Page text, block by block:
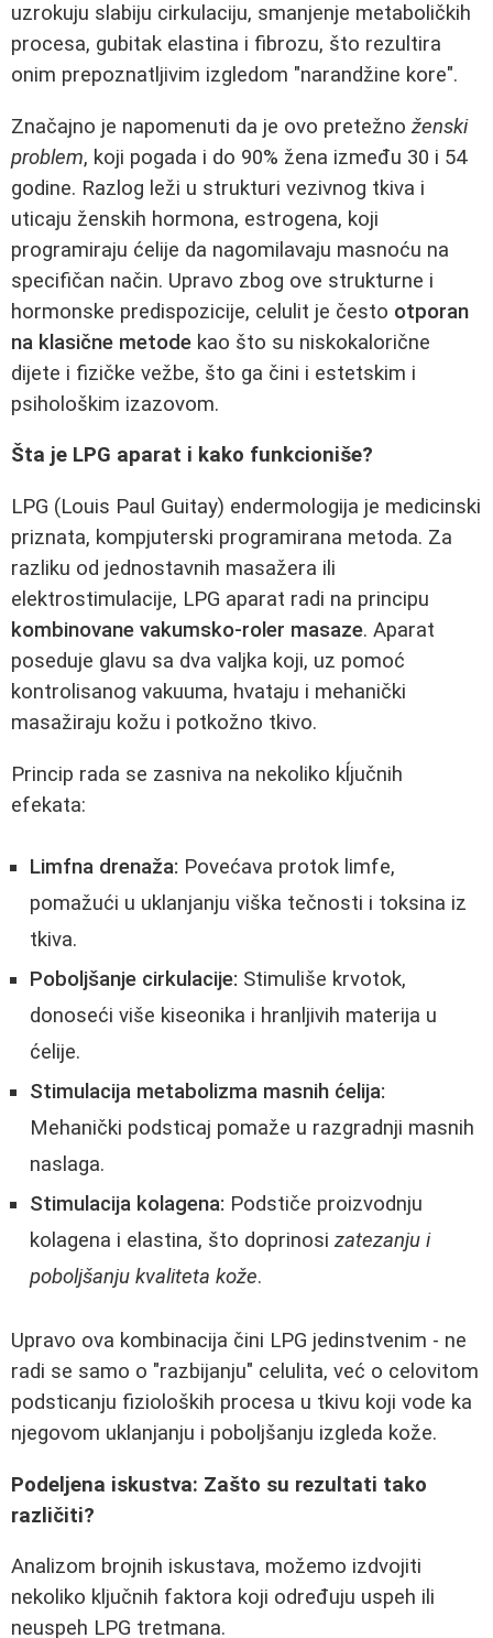
uzrokuju slabiju cirkulaciju, smanjenje metaboličkih
procesa, gubitak elastina i fibrozu, što rezultira
onim prepoznatljivim izgledom "narandžine kore".
Značajno je napomenuti da je ovo pretežno ženski
problem, koji pogada i do 90% žena između 30 i 54
godine. Razlog leži u strukturi vezivnog tkiva i
uticaju ženskih hormona, estrogena, koji
programiraju ćelije da nagomilavaju masnoću na
specifičan način. Upravo zbog ove strukturne i
hormonske predispozicije, celulit je često otporan
na klasične metode kao što su niskokalorične
dijete i fizičke vežbe, što ga čini i estetskim i
psihološkim izazovom.
Šta je LPG aparat i kako funkcioniše?
LPG (Louis Paul Guitay) endermologija je medicinski
priznata, kompjuterski programirana metoda. Za
razliku od jednostavnih masažera ili
elektrostimulacije, LPG aparat radi na principu
kombinovane vakumsko-roler masaze. Aparat
poseduje glavu sa dva valjka koji, uz pomoć
kontrolisanog vakuuma, hvataju i mehanički
masažiraju kožu i potkožno tkivo.
Princip rada se zasniva na nekoliko kĺjučnih
efekata:
Limfna drenaža: Povećava protok limfe,
pomažući u uklanjanju viška tečnosti i toksina iz
tkiva.
Poboljšanje cirkulacije: Stimuliše krvotok,
donoseći više kiseonika i hranljivih materija u
ćelije.
Stimulacija metabolizma masnih ćelija:
Mehanički podsticaj pomaže u razgradnji masnih
naslaga.
Stimulacija kolagena: Podstiče proizvodnju
kolagena i elastina, što doprinosi zatezanju i
poboljšanju kvaliteta kože.
Upravo ova kombinacija čini LPG jedinstvenim - ne
radi se samo o "razbijanju" celulita, već o celovitom
podsticanju fizioloških procesa u tkivu koji vode ka
njegovom uklanjanju i poboljšanju izgleda kože.
Podeljena iskustva: Zašto su rezultati tako
različiti?
Analizom brojnih iskustava, možemo izdvojiti
nekoliko ključnih faktora koji određuju uspeh ili
neuspeh LPG tretmana.